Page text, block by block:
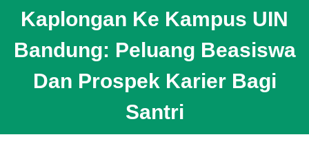
Kaplongan Ke Kampus UIN
Bandung: Peluang Beasiswa
Dan Prospek Karier Bagi
Santri